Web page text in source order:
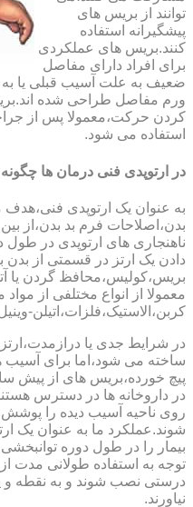
توانند از بریس های
پیشگیرانه استفاده
کنند.بریس های عملکردی
برای افراد دارای مفاصل
ضعیف به علت آسیب قبلی یا به
ورم مفاصل طراحی شده
کردن حرکت،معمولا پس از
استفاده می شود.
در ارتوپدی فنی درمان ها
به عنوان یک ارتوپدی
بدن،اصلاحات فرم بد بدن،از
ناهنجاری های ارتوپدی در طول
دادن یک ارتز در قسمتی از بدن
بریس،کولیس،محافظ گردن یا
معمولا از انواع مختلفی از مواد
کربن،الاستیک،فلزات،اتیلن-
در شرایط جدی یا
ساخته می شود،اما برای
پیچ خورده،بریس های از پیش
در داروخانه ها در دسترس
روی ناحیه آسیب دیده را
شوند.عملکرد ما به عنوان یک
بیمار را در طول دوره توانبخشی
توجه به استفاده طولانی مدت از
درستی نصب شوند و به نقطه و
نیاورند.